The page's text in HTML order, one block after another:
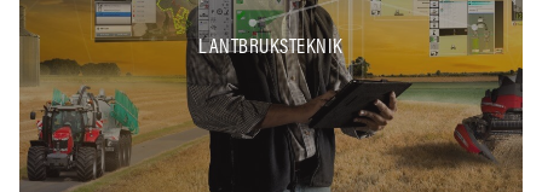
LANTBRUKSTEKNIK